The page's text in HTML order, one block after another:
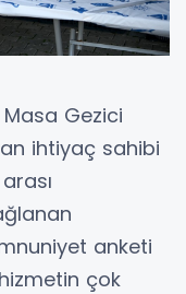
Gezici
ihtiyaç sahibi
anketi
çok